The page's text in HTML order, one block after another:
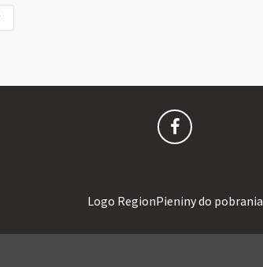
Logo RegionPieniny do pobrania